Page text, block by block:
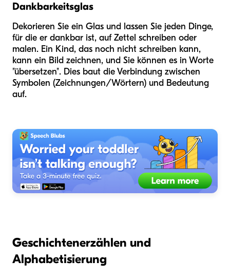
Dankbarkeitsglas
Dekorieren Sie ein Glas und lassen Sie jeden Dinge,
für die er dankbar ist, auf Zettel schreiben oder
malen. Ein Kind, das noch nicht schreiben kann,
kann ein Bild zeichnen, und Sie können es in Worte
"übersetzen". Dies baut die Verbindung zwischen
Symbolen (Zeichnungen/Wörtern) und Bedeutung
auf.
Geschichtenerzählen und
Alphabetisierung